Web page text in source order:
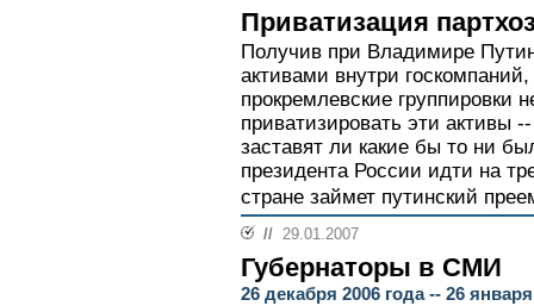
Приватизация
Получив при Владимире
активами внутри
прокремлевские группировки
приватизировать эти активы
заставят ли какие бы то ни
президента России идти на
стране займет путинский
// 29.01.2007
Губернаторы в СМИ
26 декабря 2006 года -- 26